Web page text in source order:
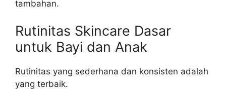
tambahan.
Rutinitas Skincare Dasar
untuk Bayi dan Anak
Rutinitas yang sederhana dan konsisten adalah
yang terbaik.